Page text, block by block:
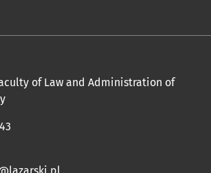
of Law and Administration of